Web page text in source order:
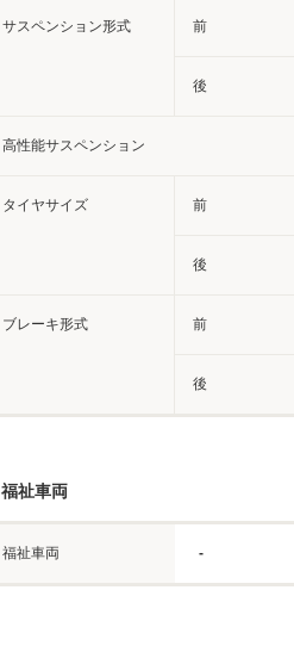
サスペンション形式 前
後
高性能サスペンション
タイヤサイズ 前
後
ブレーキ形式 前
後
福祉車両
福祉車両 -